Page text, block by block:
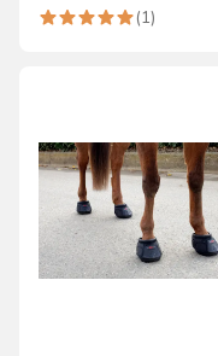
(1)